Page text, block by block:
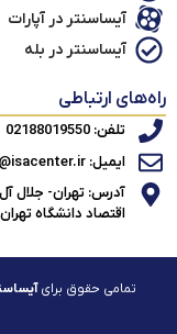
آیساسنتر در آپارات
آیساسنتر در بله
راه‌های ارتباطی
تلفن: 02188019550
ایمیل: info@isacenter.ir
آدرس: تهران- جلال
اقتصاد دانشگاه
تمامی حقوق برای